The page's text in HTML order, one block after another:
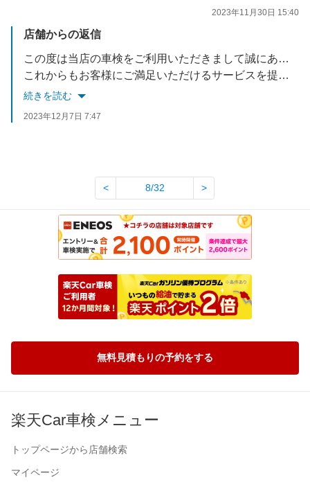
2023年11月30日 15:40
店舗からの返信
この度は当店の車検をご利用いただきまして誠にありがとうございます。
これからもお客様にご満足いただけるサービスを提供できるよう努めてまいります。
またのご利用を心よりお待ち申しあげます
続きを読む
2023年12月7日 7:47
< 8/32 >
無料見積もりの予約をする
楽天Car車検メニュー
トップページから店舗検索
マイページ